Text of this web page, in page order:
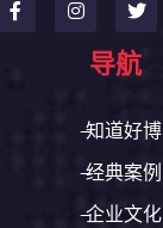
导航
知道好博
经典案例
企业文化